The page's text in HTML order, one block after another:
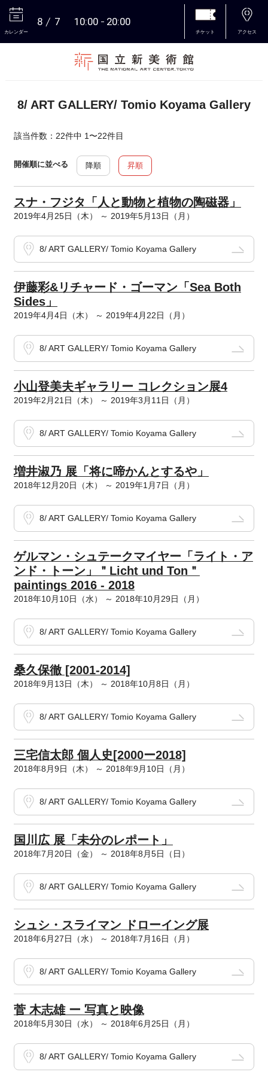
カレンダー
8 7 10:00 20:00
チケット アクセス
8/ ART GALLERY/ Tomio Koyama Gallery
該当件数：22件中 1〜22件目
開催順に並べる 降順 昇順
スナ・フジタ「人と動物と植物の陶磁器」
2019年4月25日（木） ～ 2019年5月13日（月）
8/ ART GALLERY/ Tomio Koyama Gallery
伊藤彩&リチャード・ゴーマン「Sea Both
Sides」
2019年4月4日（木） ～ 2019年4月22日（月）
8/ ART GALLERY/ Tomio Koyama Gallery
小山登美夫ギャラリー コレクション展4
2019年2月21日（木） ～ 2019年3月11日（月）
8/ ART GALLERY/ Tomio Koyama Gallery
増井淑乃 展「将に啼かんとするや」
2018年12月20日（木） ～ 2019年1月7日（月）
8/ ART GALLERY/ Tomio Koyama Gallery
ゲルマン・シュテークマイヤー「ライト・ア
ンド・トーン」＂Licht und Ton＂
paintings 2016 - 2018
2018年10月10日（水） ～ 2018年10月29日（月）
8/ ART GALLERY/ Tomio Koyama Gallery
桑久保徹 [2001-2014]
2018年9月13日（木） ～ 2018年10月8日（月）
8/ ART GALLERY/ Tomio Koyama Gallery
三宅信太郎 個人史[2000ー2018]
2018年8月9日（木） ～ 2018年9月10日（月）
8/ ART GALLERY/ Tomio Koyama Gallery
国川広 展「未分のレポート」
2018年7月20日（金） ～ 2018年8月5日（日）
8/ ART GALLERY/ Tomio Koyama Gallery
シュシ・スライマン ドローイング展
2018年6月27日（水） ～ 2018年7月16日（月）
8/ ART GALLERY/ Tomio Koyama Gallery
菅 木志雄 ー 写真と映像
2018年5月30日（水） ～ 2018年6月25日（月）
8/ ART GALLERY/ Tomio Koyama Gallery